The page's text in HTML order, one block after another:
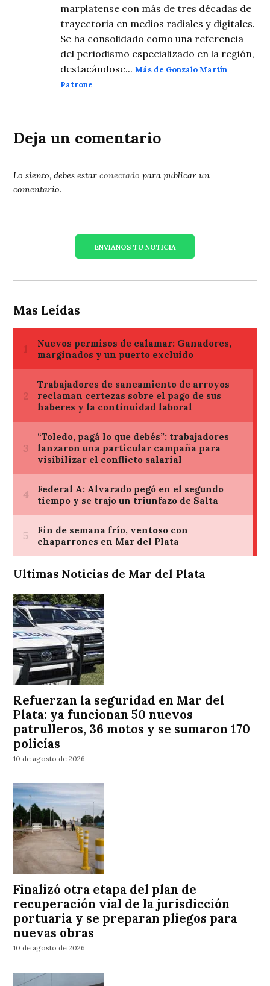
marplatense con más de tres décadas de
trayectoria en medios radiales y digitales.
Se ha consolidado como una referencia
del periodismo especializado en la región,
destacándose...Más de Gonzalo Martín
Patrone
Deja un comentario
Lo siento, debes estarconectado para publicar un
comentario.
ENVIANOS TU NOTICIA
Mas Leídas
Ultimas Noticias de Mar del Plata
Refuerzan la seguridad en Mar del
Plata: ya funcionan 50 nuevos
patrulleros, 36 motos y se sumaron 170
policías
10 de agosto de 2026
Finalizó otra etapa del plan de
recuperación vial de la jurisdicción
portuaria y se preparan pliegos para
nuevas obras
10 de agosto de 2026